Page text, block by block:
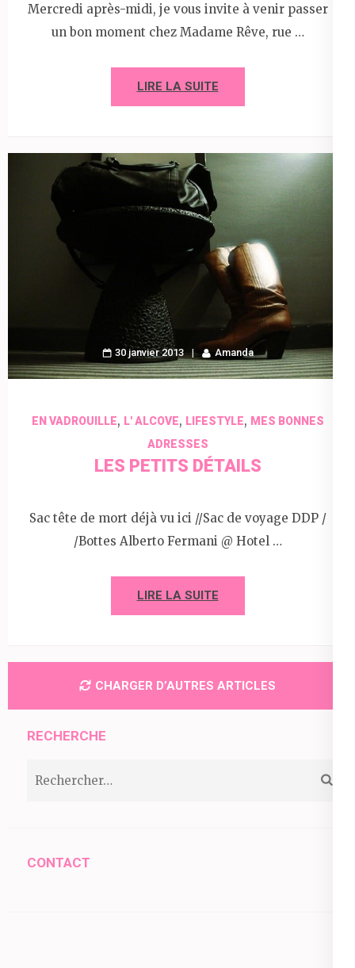
Mercredi après-midi, je vous invite à venir passer
un bon moment chez Madame Rêve, rue …
LIRE LA SUITE
30 janvier 2013 Amanda
EN VADROUILLE, L' ALCOVE, LIFESTYLE, MES BONNES
ADRESSES
LES PETITS DÉTAILS
Sac tête de mort déjà vu ici //Sac de voyage DDP /
/Bottes Alberto Fermani @ Hotel …
LIRE LA SUITE
CHARGER D’AUTRES ARTICLES
RECHERCHE
CONTACT